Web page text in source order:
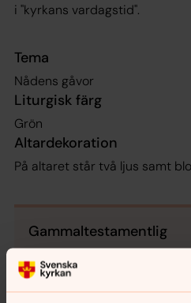
i "kyrkans vardagstid".
Tema
Nådens gåvor
Liturgisk färg
Grön
Altardekoration
På altaret står två ljus samt
Gammaltestamentlig
Epistel